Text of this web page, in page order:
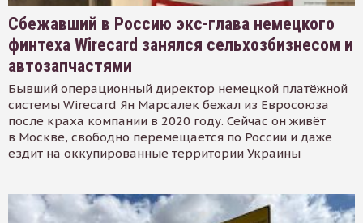
Сбежавший в Россию экс-глава немецкого
финтеха Wirecard занялся сельхозбизнесом и
автозапчастями
Бывший операционный директор немецкой платёжной
системы Wirecard Ян Марсалек бежал из Евросоюза
после краха компании в 2020 году. Сейчас он живёт
в Москве, свободно перемещается по России и даже
ездит на оккупированные территории Украины